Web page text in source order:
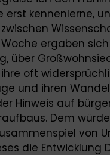
erst kennenlerne,
ergaben
über
oft
und ihren
Hinweis auf
Dem
von
die